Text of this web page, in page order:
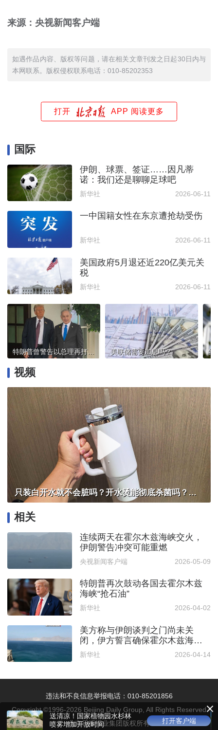
来源：央视新闻客户端
如遇作品内容、版权等问题，请在相关文章刊发之日起30日内与
本网联系。版权侵权联系电话：010-85202353
打开 APP 阅读更多
国际
伊朗、球票、签证……因凡蒂
诺：我们还是聊聊足球吧
新华社 2026-06-11
一中国籍女性在东京遭抢劫受伤
新华社 2026-06-11
美国政府5月退还近220亿美元关
税
新华社 2026-06-11
特朗普曾警告以总理再打伊朗或被孤立 美联储需要加息吗？
视频
只装白开水就不会脏吗？开水烫能彻底杀菌吗？感控专家详解“吸管杯”藏菌真相｜都视频·热观察
相关
连续两天在霍尔木兹海峡交火，
伊朗警告冲突可能重燃
央视新闻客户端 2026-05-09
特朗普再次鼓动各国去霍尔木兹
海峡“抢石油”
新华社 2026-04-02
美方称与伊朗谈判之门尚未关
闭，伊方誓言确保霍尔木兹海峡
控制权
新华社 2026-04-14
违法和不良信息举报电话：010-85201856
Copyright ©1996-2026 Beijing Daily Group, All Rights Reserved
北京日报报业集团版权所有
送清凉！国家植物园水杉林
喷雾增加开放时间
打开客户端